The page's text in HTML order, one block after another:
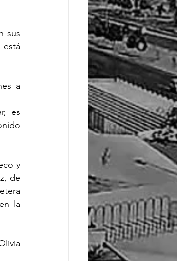
sus
a
es
y
de
la